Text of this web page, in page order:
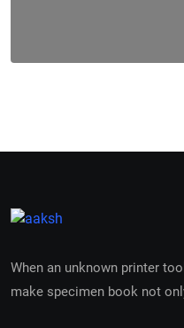
When an unknown printer
make specimen book not